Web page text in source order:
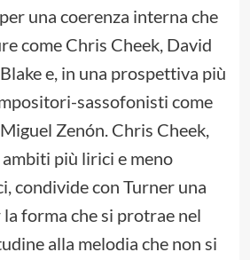
una coerenza interna che
come Chris Cheek, David
e, in una prospettiva più
sassofonisti come
Zenón. Chris Cheek,
più lirici e meno
condivide con Turner una
forma che si protrae nel
alla melodia che non si